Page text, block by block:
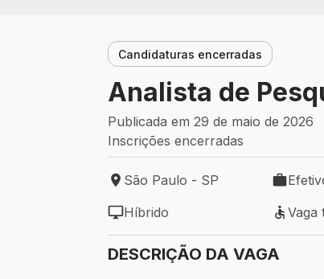
Candidaturas encerradas
Analista de
Publicada em 29 de maio de 2026
Inscrições encerradas
Local de trabalho: São Paulo - SP
São Paulo - SP
Tipo de
Modelo de trabalho: Híbrido
Híbrido
Vaga
Vaga
DESCRIÇÃO DA VAGA